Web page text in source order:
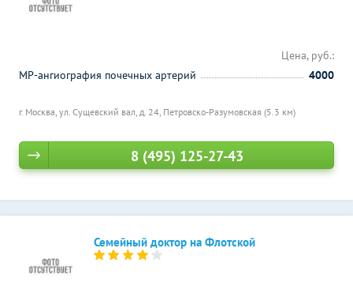
г. Москва, ул. Сущевский вал, д. 24, Петровско-Разумовская (5.3 км)
Цена, руб.:
МР-ангиография почечных артерий
4000
8 (495) 125-27-43
Семейный доктор на Флотской